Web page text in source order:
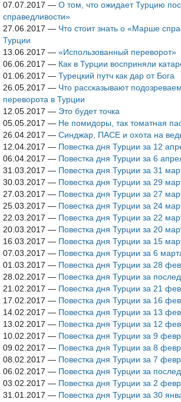
07.07.2017 — О том, что ожидает Турцию
справедливости»
27.06.2017 — Что стоит знать о «Марше
Турции
13.06.2017 — «Использованный переворот»
06.06.2017 — Как в Турции восприняли
01.06.2017 — Турецкий путч как дар от Бога
26.05.2017 — Что рассказывают
переворота в Турции
12.05.2017 — Это будет точка
05.05.2017 — Не помидоры, так томатная
26.04.2017 — Синджар, ПАСЕ и охота на
12.04.2017 — Повестка дня Турции за 12
06.04.2017 — Повестка дня Турции за 6
31.03.2017 — Повестка дня Турции за 31
30.03.2017 — Повестка дня Турции за 29
27.03.2017 — Повестка дня Турции за 27
25.03.2017 — Повестка дня Турции за 24
22.03.2017 — Повестка дня Турции за 22
20.03.2017 — Повестка дня Турции за 20
16.03.2017 — Повестка дня Турции за 15
07.03.2017 — Повестка дня Турции за 6
01.03.2017 — Повестка дня Турции за 28
28.02.2017 — Повестка дня Турции за
21.02.2017 — Повестка дня Турции за 21
17.02.2017 — Повестка дня Турции за 16
14.02.2017 — Повестка дня Турции за 13
13.02.2017 — Повестка дня Турции за 12
10.02.2017 — Повестка дня Турции за 9
09.02.2017 — Повестка дня Турции за 8
08.02.2017 — Повестка дня Турции за 7
06.02.2017 — Повестка дня Турции за
03.02.2017 — Повестка дня Турции за 2
31.01.2017 — Повестка дня Турции за 30